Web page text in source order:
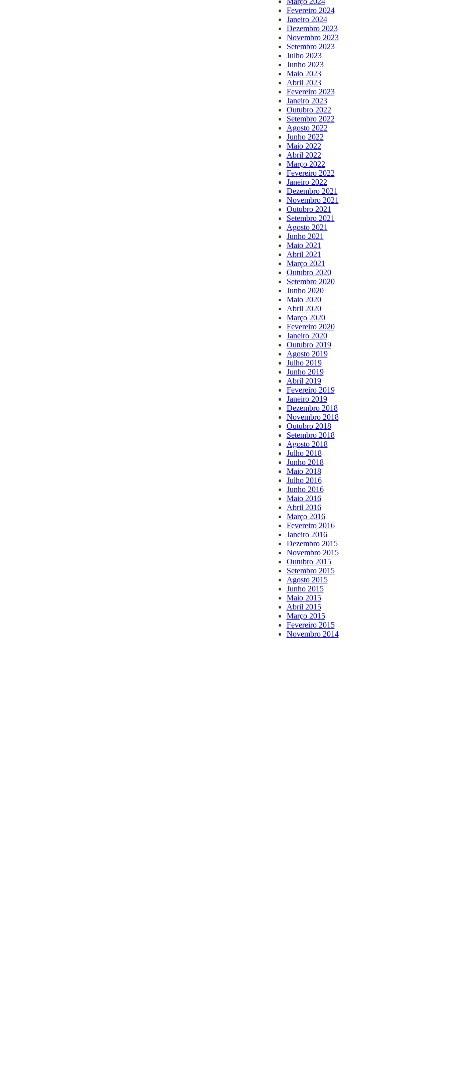
Fevereiro 2024
Janeiro 2024
Dezembro 2023
Novembro 2023
Setembro 2023
Julho 2023
Junho 2023
Maio 2023
Abril 2023
Fevereiro 2023
Janeiro 2023
Outubro 2022
Setembro 2022
Agosto 2022
Junho 2022
Maio 2022
Abril 2022
Março 2022
Fevereiro 2022
Janeiro 2022
Dezembro 2021
Novembro 2021
Outubro 2021
Setembro 2021
Agosto 2021
Junho 2021
Maio 2021
Abril 2021
Março 2021
Outubro 2020
Setembro 2020
Junho 2020
Maio 2020
Abril 2020
Março 2020
Fevereiro 2020
Janeiro 2020
Outubro 2019
Agosto 2019
Julho 2019
Junho 2019
Abril 2019
Fevereiro 2019
Janeiro 2019
Dezembro 2018
Novembro 2018
Outubro 2018
Setembro 2018
Agosto 2018
Julho 2018
Junho 2018
Maio 2018
Julho 2016
Junho 2016
Maio 2016
Abril 2016
Março 2016
Fevereiro 2016
Janeiro 2016
Dezembro 2015
Novembro 2015
Outubro 2015
Setembro 2015
Agosto 2015
Junho 2015
Maio 2015
Abril 2015
Março 2015
Fevereiro 2015
Novembro 2014